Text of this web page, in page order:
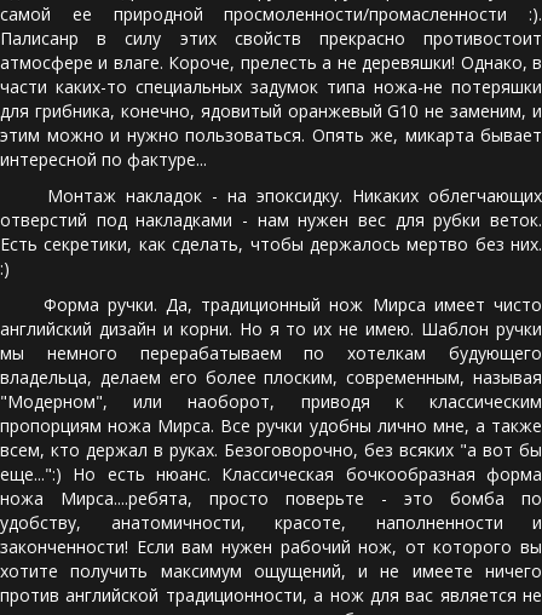
самой ее природной просмоленности/промасленности :).
Палисанр в силу этих свойств прекрасно противостоит
атмосфере и влаге. Короче, прелесть а не деревяшки! Однако, в
части каких-то специальных задумок типа ножа-не потеряшки
для грибника, конечно, ядовитый оранжевый G10 не заменим, и
этим можно и нужно пользоваться. Опять же, микарта бывает
интересной по фактуре...
Монтаж накладок - на эпоксидку. Никаких облегчающих
отверстий под накладками - нам нужен вес для рубки веток.
Есть секретики, как сделать, чтобы держалось мертво без них.
:)
Форма ручки. Да, традиционный нож Мирса имеет чисто
английский дизайн и корни. Но я то их не имею. Шаблон ручки
мы немного перерабатываем по хотелкам будующего
владельца, делаем его более плоским, современным, называя
"Модерном", или наоборот, приводя к классическим
пропорциям ножа Мирса. Все ручки удобны лично мне, а также
всем, кто держал в руках. Безоговорочно, без всяких "а вот бы
еще...":) Но есть нюанс. Классическая бочкообразная форма
ножа Мирса....ребята, просто поверьте - это бомба по
удобству, анатомичности, красоте, наполненности и
законченности! Если вам нужен рабочий нож, от которого вы
хотите получить максимум ощущений, и не имеете ничего
против английской традиционности, а нож для вас является не